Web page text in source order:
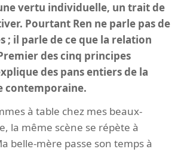
vertu individuelle, un trait de
Pourtant Ren ne parle pas de
; il parle de ce que la relation
des cinq principes
des pans entiers de la
contemporaine.
à table chez mes beaux-
la même scène se répète à
belle-mère passe son temps à